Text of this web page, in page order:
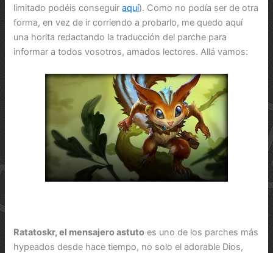
limitado podéis conseguiraquí). Como no podía ser de otra
forma, en vez de ir corriendo a probarlo, me quedo aquí
una horita redactando la traducción del parche para
informar a todos vosotros, amados lectores. Allá vamos:
Ratatoskr, el mensajero astuto es uno de los parches más
hypeados desde hace tiempo, no solo el adorable Dios,